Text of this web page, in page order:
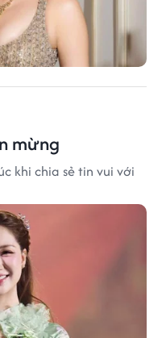
mừng
khi chia sẻ tin vui với